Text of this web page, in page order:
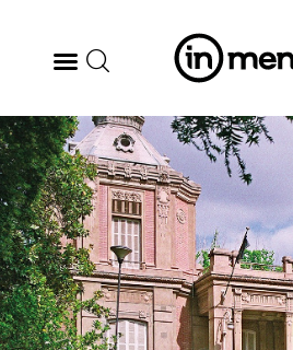
BODEGAS
GASTRONOMÍA
ARTE & CULTURA
MÚSICA